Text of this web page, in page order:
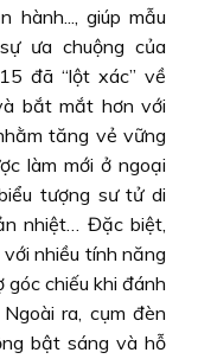
giúp mẫu
ưa chuộng của
đã “lột xác” về
bắt mắt hơn với
tăng vẻ vững
làm mới ở ngoại
tượng sư tử di
nhiệt… Đặc biệt,
nhiều tính năng
chiếu khi đánh
ra, cụm đèn
bật sáng và hỗ